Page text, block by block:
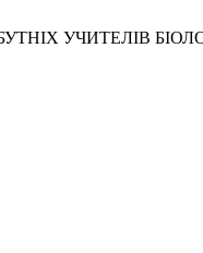
УЧИТЕЛІВ